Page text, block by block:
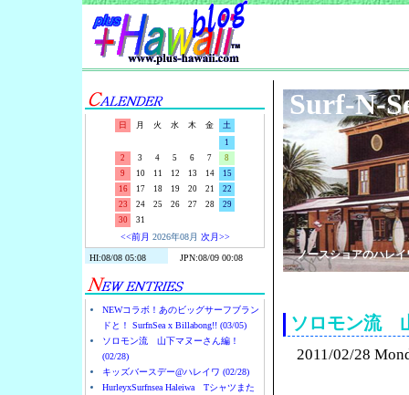
日 月 火 水 木 金
土
1
2
3 4 5 6 7
8
9
10 11 12 13 14
15
16
17 18 19 20 21
22
23
24 25 26 27 28
29
30
31
<<前月 2026年08月 次月>>
NEWコラボ！あのビッグサーフブラン
ドと！ SurfnSea x Billabong!! (03/05)
ソロモン流 山下マヌーさん編！
(02/28)
キッズバースデー@ハレイワ (02/28)
HurleyxSurfnsea Haleiwa Tシャツまた
Surf-N-
ノースショアのハレ
ソロモン流
2011/02/28